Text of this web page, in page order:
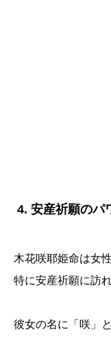
4. 安産祈願のパ
木花咲耶姫命は女
特に安産祈願に訪
彼女の名に「咲」